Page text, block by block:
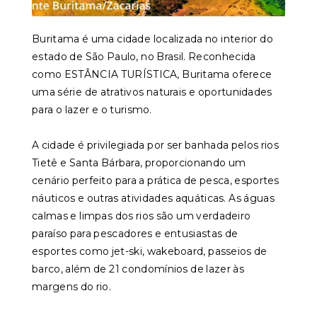
Buritama é uma cidade localizada no interior do
estado de São Paulo, no Brasil. Reconhecida
como ESTÂNCIA TURÍSTICA, Buritama oferece
uma série de atrativos naturais e oportunidades
para o lazer e o turismo.
A cidade é privilegiada por ser banhada pelos rios
Tietê e Santa Bárbara, proporcionando um
cenário perfeito para a prática de pesca, esportes
náuticos e outras atividades aquáticas. As águas
calmas e limpas dos rios são um verdadeiro
paraíso para pescadores e entusiastas de
esportes como jet-ski, wakeboard, passeios de
barco, além de 21 condomínios de lazer às
margens do rio.